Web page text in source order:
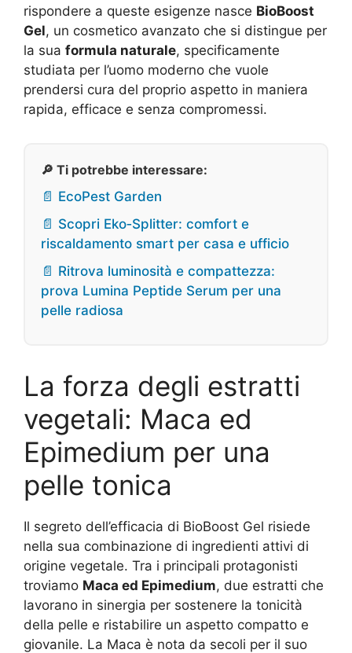
rispondere a queste esigenze nasce BioBoost
Gel, un cosmetico avanzato che si distingue per
la sua formula naturale, specificamente
studiata per l’uomo moderno che vuole
prendersi cura del proprio aspetto in maniera
rapida, efficace e senza compromessi.
🔎 Ti potrebbe interessare:
📄 EcoPest Garden
📄 Scopri Eko‑Splitter: comfort e
riscaldamento smart per casa e ufficio
📄 Ritrova luminosità e compattezza:
prova Lumina Peptide Serum per una
pelle radiosa
La forza degli estratti
vegetali: Maca ed
Epimedium per una
pelle tonica
Il segreto dell’efficacia di BioBoost Gel risiede
nella sua combinazione di ingredienti attivi di
origine vegetale. Tra i principali protagonisti
troviamo Maca ed Epimedium, due estratti che
lavorano in sinergia per sostenere la tonicità
della pelle e ristabilire un aspetto compatto e
giovanile. La Maca è nota da secoli per il suo